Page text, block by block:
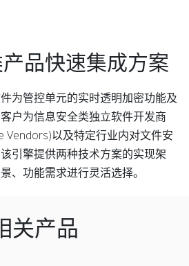
品快速集成方案
为管控单元的实时透明加密功能及
户为信息安全类独立软件开发商
Vendors)以及特定行业内对文件安
引擎提供两种技术方案的实现架
、功能需求进行灵活选择。
关产品